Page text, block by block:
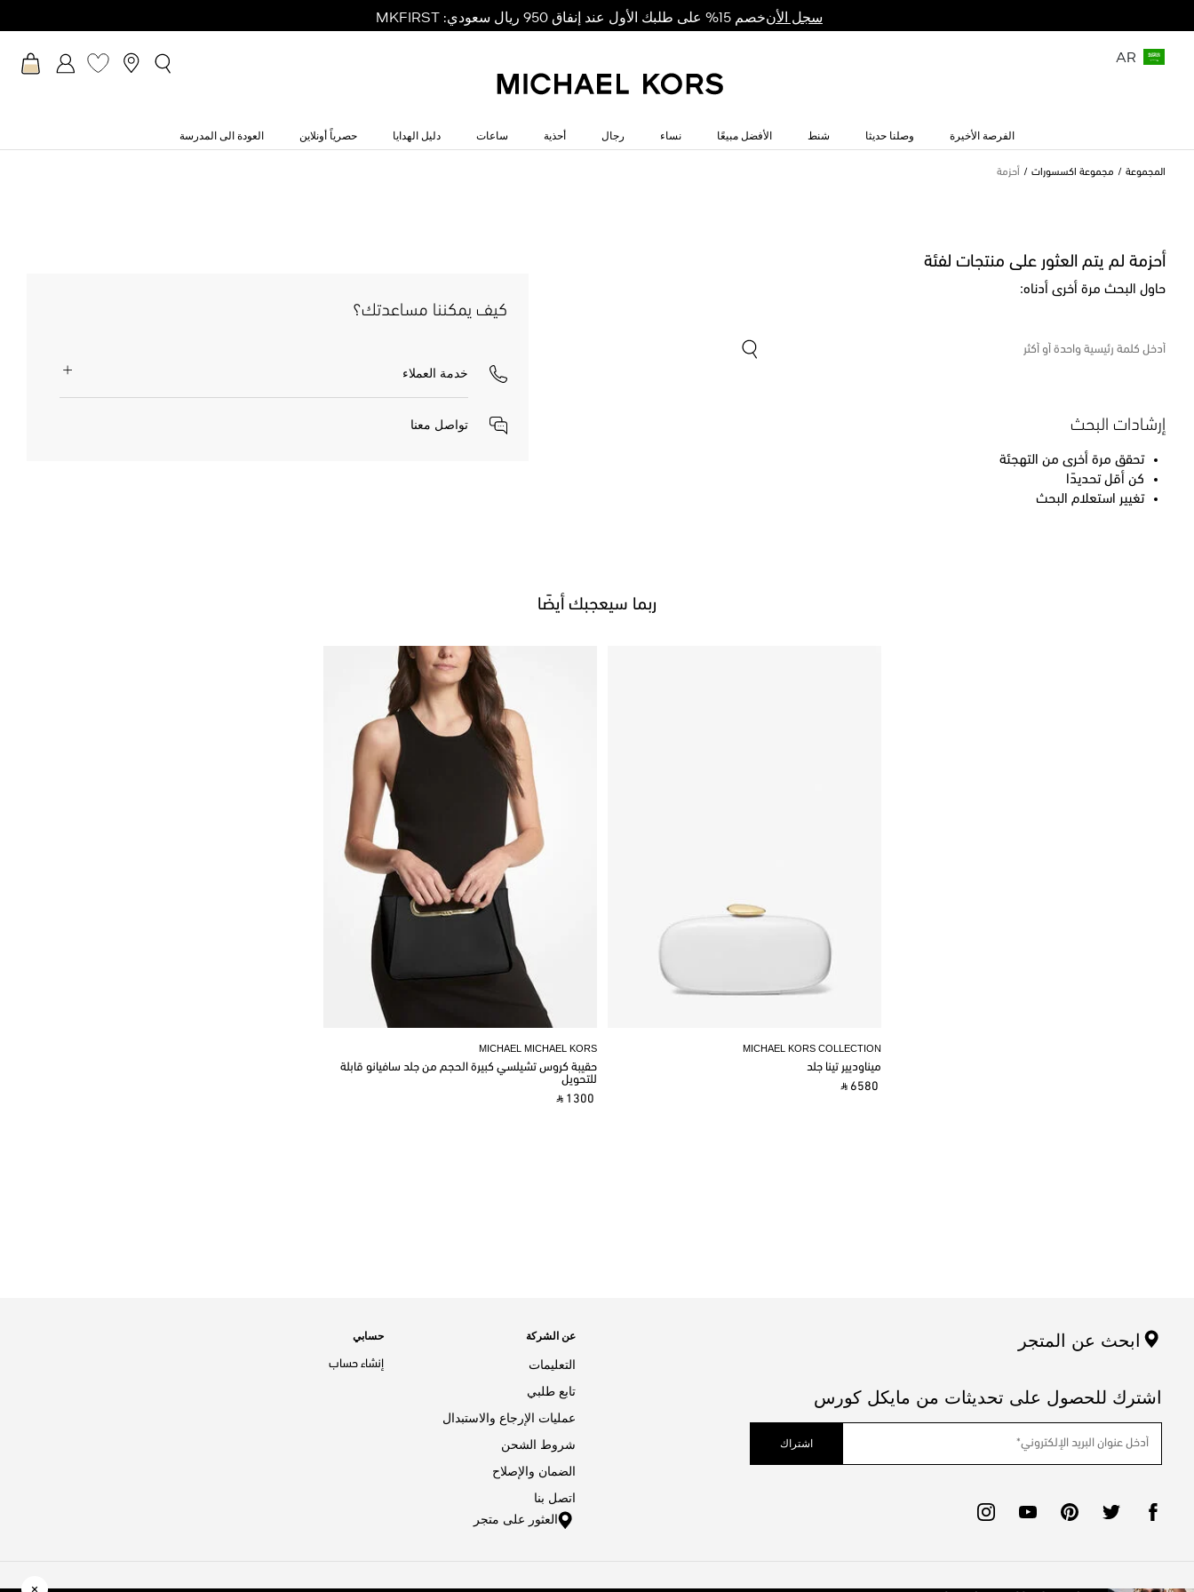
سجل الأنخصم 15% على طلبك الأول عند إنفاق 950 ريال سعودي: MKFIRST
AR
الفرصة الأخيرة وصلنا حديثا شنط الأفضل مبيعًا نساء رجال أحذية ساعات دليل الهدايا حصرياً أونلاين العودة الى المدرسة
المجموعة مجموعة اكسسورات أحزمة
أحزمة لم يتم العثور على منتجات لفئة
حاول البحث مرة أخرى أدناه:
إرشادات البحث
تحقق مرة أخرى من التهجئة
كن أقل تحديدًا
تغيير استعلام البحث
كيف يمكننا مساعدتك؟
خدمة العملاء
تواصل معنا
ربما سيعجبك أيضًا
MICHAEL MICHAEL KORS
حقيبة كروس تشيلسي كبيرة الحجم من جلد سافيانو قابلة
للتحويل
‎ ⃁ 1300 ‎
MICHAEL KORS COLLECTION
ميناوديير تينا جلد
‎ ⃁ 6580 ‎
ابحث عن المتجر
اشترك للحصول على تحديثات من مايكل كورس
اشتراك
عن الشركة
التعليمات
تابع طلبي
عمليات الإرجاع والاستبدال
شروط الشحن
الضمان والإصلاح
اتصل بنا
العثور على متجر
حسابي
إنشاء حساب